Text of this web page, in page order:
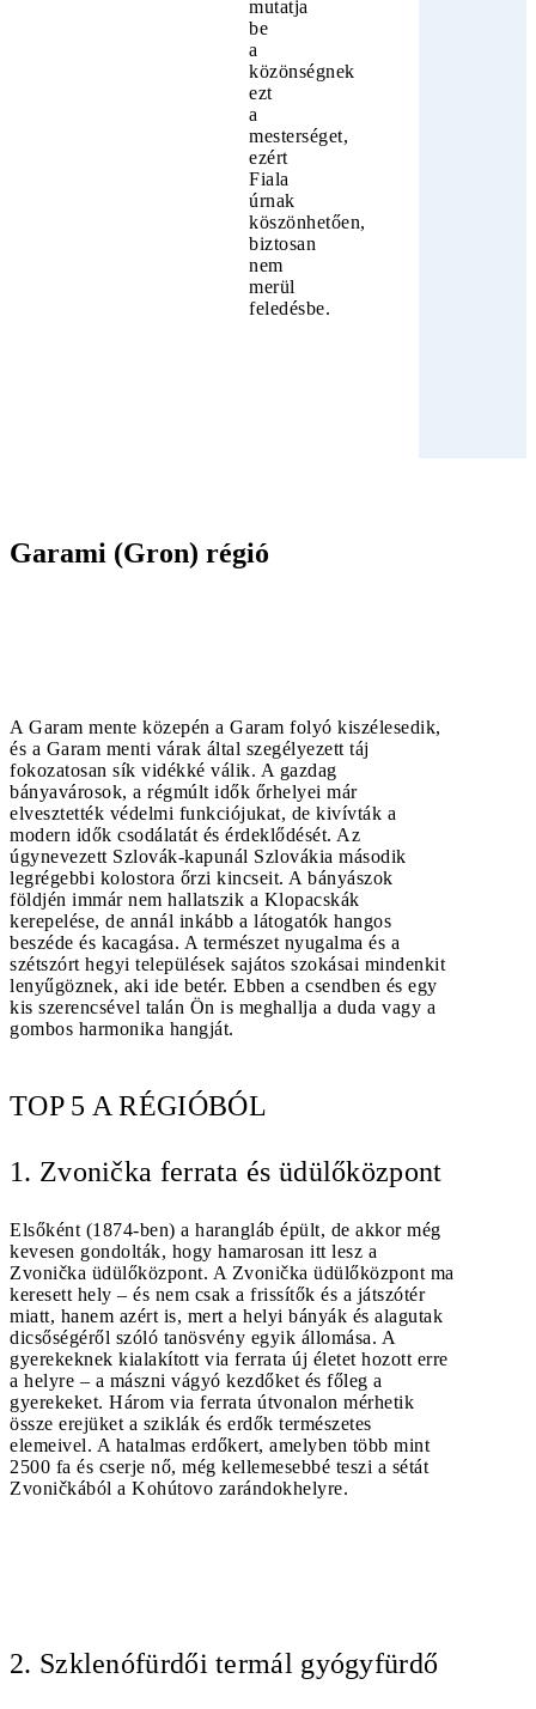
mutatja
be
a
közönségnek
ezt
a
mesterséget,
ezért
Fiala
úrnak
köszönhetően,
biztosan
nem
merül
feledésbe.
Garami (Gron) régió
A Garam mente közepén a Garam folyó kiszélesedik,
és a Garam menti várak által szegélyezett táj
fokozatosan sík vidékké válik. A gazdag
bányavárosok, a régmúlt idők őrhelyei már
elvesztették védelmi funkciójukat, de kivívták a
modern idők csodálatát és érdeklődését. Az
úgynevezett Szlovák-kapunál Szlovákia második
legrégebbi kolostora őrzi kincseit. A bányászok
földjén immár nem hallatszik a Klopacskák
kerepelése, de annál inkább a látogatók hangos
beszéde és kacagása. A természet nyugalma és a
szétszórt hegyi települések sajátos szokásai mindenkit
lenyűgöznek, aki ide betér. Ebben a csendben és egy
kis szerencsével talán Ön is meghallja a duda vagy a
gombos harmonika hangját.
TOP 5 A RÉGIÓBÓL
1. Zvonička ferrata és üdülőközpont
Elsőként (1874-ben) a harangláb épült, de akkor még
kevesen gondolták, hogy hamarosan itt lesz a
Zvonička üdülőközpont. A Zvonička üdülőközpont ma
keresett hely – és nem csak a frissítők és a játszótér
miatt, hanem azért is, mert a helyi bányák és alagutak
dicsőségéről szóló tanösvény egyik állomása. A
gyerekeknek kialakított via ferrata új életet hozott erre
a helyre – a mászni vágyó kezdőket és főleg a
gyerekeket. Három via ferrata útvonalon mérhetik
össze erejüket a sziklák és erdők természetes
elemeivel. A hatalmas erdőkert, amelyben több mint
2500 fa és cserje nő, még kellemesebbé teszi a sétát
Zvoničkából a Kohútovo zarándokhelyre.
2. Szklenófürdői termál gyógyfürdő